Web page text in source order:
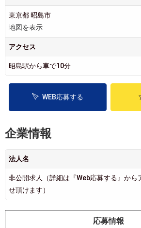
東京都 昭島市
地図を表示
アクセス
昭島駅から車で10分
WEB応募する
企業情報
法人名
非公開求人（詳細は『Web応募する』から
せ頂けます）
応募情報